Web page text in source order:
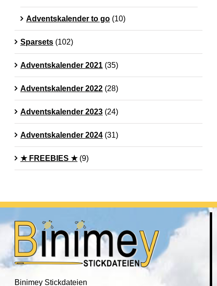
Adventskalender to go (10)
Sparsets (102)
Adventskalender 2021 (35)
Adventskalender 2022 (28)
Adventskalender 2023 (24)
Adventskalender 2024 (31)
★ FREEBIES ★ (9)
Binimey Stickdateien